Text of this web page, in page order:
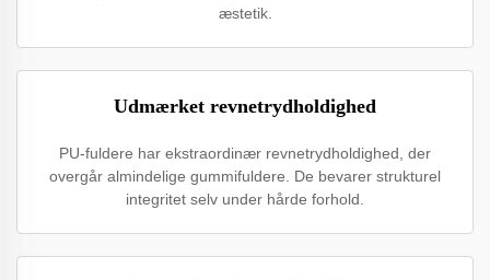
æstetik.
Udmærket revnetrydholdighed
PU-fuldere har ekstraordinær revnetrydholdighed, der
overgår almindelige gummifuldere. De bevarer strukturel
integritet selv under hårde forhold.